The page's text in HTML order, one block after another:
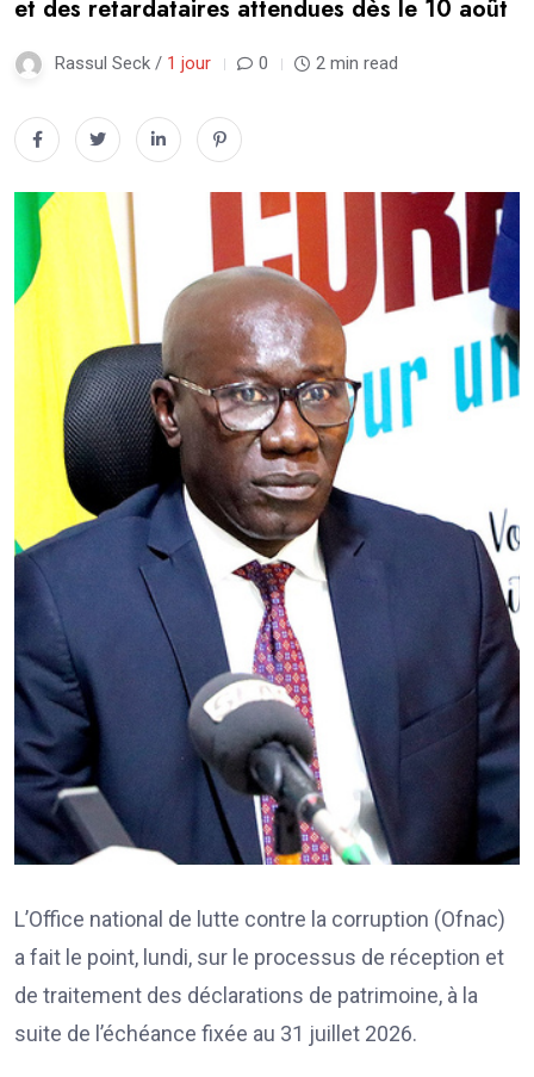
et des retardataires attendues dès le 10 août
Rassul Seck / 1 jour 0 2 min read
L’Office national de lutte contre la corruption (Ofnac)
a fait le point, lundi, sur le processus de réception et
de traitement des déclarations de patrimoine, à la
suite de l’échéance fixée au 31 juillet 2026.